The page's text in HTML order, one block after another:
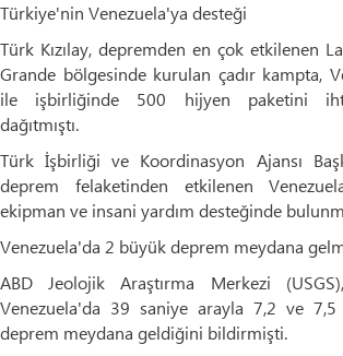
Türkiye'nin Venezuela'ya desteği
Türk Kızılay, depremden en çok etkilenen
Grande bölgesinde kurulan çadır kampta,
ile işbirliğinde 500 hijyen paketini
dağıtmıştı.
Türk İşbirliği ve Koordinasyon Ajansı
deprem felaketinden etkilenen
ekipman ve insani yardım desteğinde
Venezuela'da 2 büyük deprem meydana
ABD Jeolojik Araştırma Merkezi
Venezuela'da 39 saniye arayla 7,2 ve
deprem meydana geldiğini bildirmişti.